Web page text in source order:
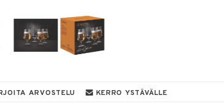
ARVOSTELU KERRO YSTÄVÄLLE